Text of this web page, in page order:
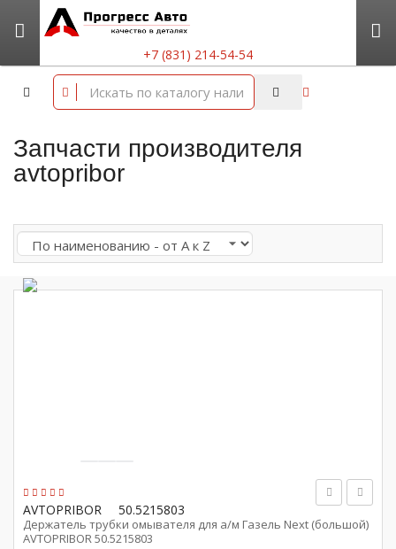
+7 (831) 214-54-54
Запчасти производителя
avtopribor
AVTOPRIBOR 50.5215803
Держатель трубки омывателя для а/м Газель Next (большой)
AVTOPRIBOR 50.5215803